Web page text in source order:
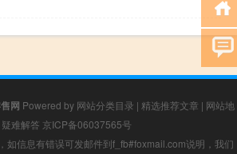
网 Powered by 网站分类目录 | 精选推荐文章 | 网站地
疑难解答 京ICP备06037565号
如信息有错误可发邮件到f_fb#foxmail.com说明，我们